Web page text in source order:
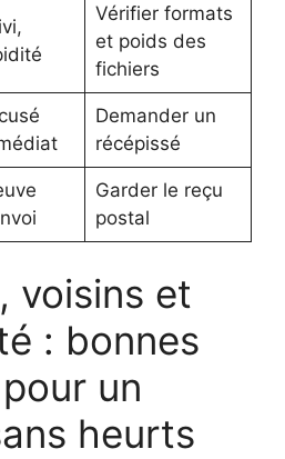
Vérifier formats
et poids des
fichiers
Demander un
récépissé
Garder le reçu
postal
voisins et
: bonnes
un
heurts